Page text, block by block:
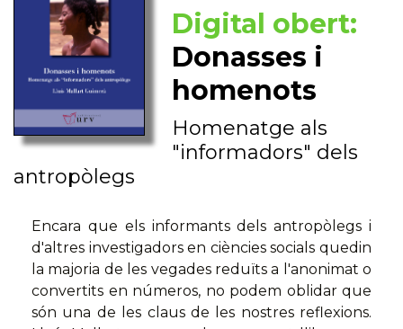
Digital obert:
Donasses i
homenots
Homenatge als
"informadors" dels
antropòlegs
Encara que els informants dels antropòlegs i
d'altres investigadors en ciències socials quedin
la majoria de les vegades reduïts a l'anonimat o
convertits en números, no podem oblidar que
són una de les claus de les nostres reflexions.